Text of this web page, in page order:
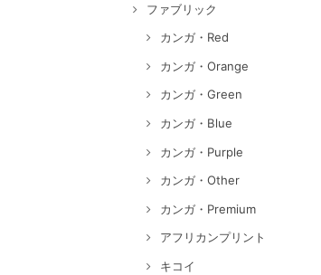
ファブリック
カンガ・Red
カンガ・Orange
カンガ・Green
カンガ・Blue
カンガ・Purple
カンガ・Other
カンガ・Premium
アフリカンプリント
キコイ